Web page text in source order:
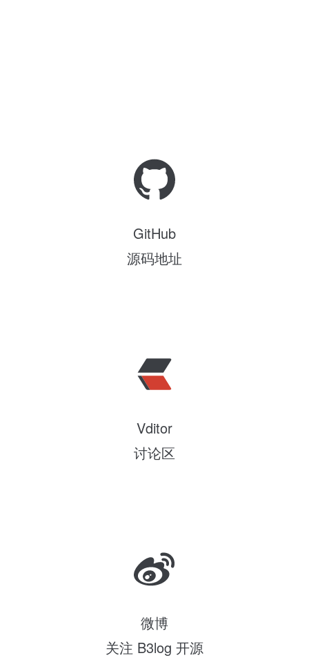
GitHub
源码地址
Vditor
讨论区
微博
关注 B3log 开源